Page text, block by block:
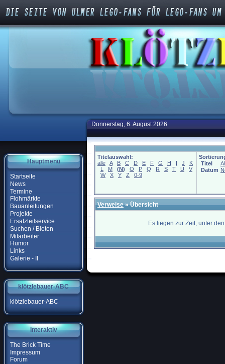
Hauptmenü
Startseite
News
Termine
Flohmärkte
Bauanleitungen
Projekte
Ersatzteilservice
Suchen / Bieten
Mitarbeiter
Humor
Links
Galerie - II
klötzlebauer-ABC
klötzlebauer-ABC
Interaktiv
The Brick Time
Impressum
Forum
Donnerstag, 6. August 2026
Titelauswahl:
alle
A B C D E F G H I J
K
L
M (N) O P Q R S T U
V
W
X Y Z 0-9
Titel
Datum
Verweise» Übersicht
Es liegen zur Zeit, unter